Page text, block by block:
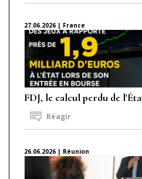
27.06.2026 | France
FDJ, le calcul perdu de
Réagir
26.06.2026 | Réunion